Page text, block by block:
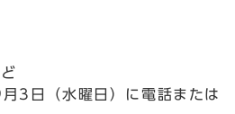
3日（水曜日）に電話または